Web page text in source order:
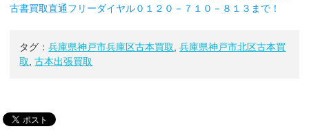
古書買取直通フリーダイヤル０１２０－７１０－８１３まで！
タグ：兵庫県神戸市兵庫区古本買取 ,兵庫県神戸市北区古本買
取
,古本出張買取